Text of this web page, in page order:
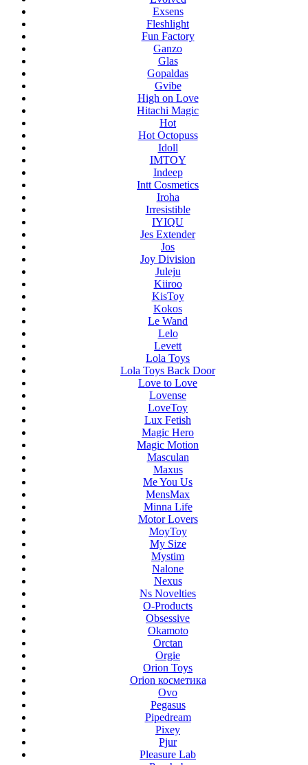
Exsens
Fleshlight
Fun Factory
Ganzo
Glas
Gopaldas
Gvibe
High on Love
Hitachi Magic
Hot
Hot Octopuss
Idoll
IMTOY
Indeep
Intt Cosmetics
Iroha
Irresistible
IYIQU
Jes Extender
Jos
Joy Division
Juleju
Kiiroo
KisToy
Kokos
Le Wand
Lelo
Levett
Lola Toys
Lola Toys Back Door
Love to Love
Lovense
LoveToy
Lux Fetish
Magic Hero
Magic Motion
Masculan
Maxus
Me You Us
MensMax
Minna Life
Motor Lovers
MoyToy
My Size
Mystim
Nalone
Nexus
Ns Novelties
O-Products
Obsessive
Okamoto
Orctan
Orgie
Orion Toys
Orion косметика
Ovo
Pegasus
Pipedream
Pixey
Pjur
Pleasure Lab